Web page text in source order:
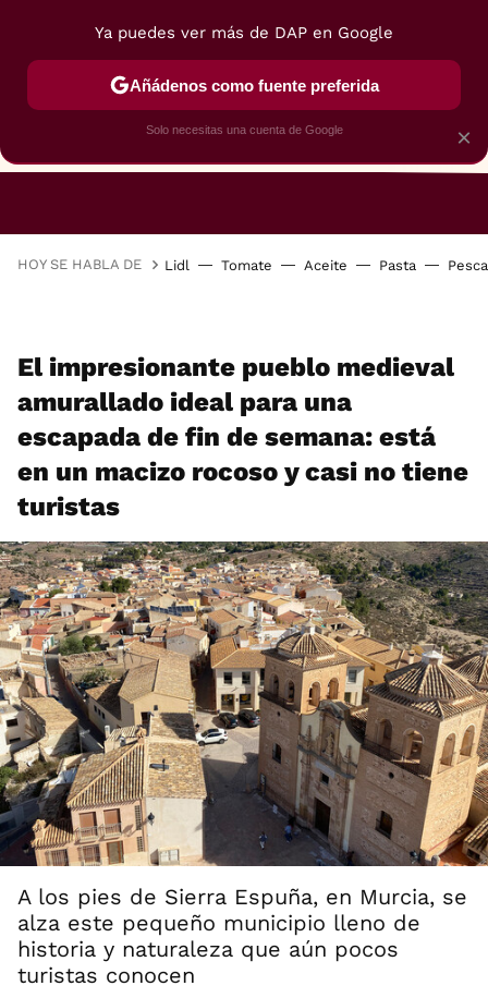
RESTAURANTES GASTROGUÍA
HOY SE HABLA DE Lidl Tomate Aceite Pasta
El impresionante pueblo medieval
amurallado ideal para una
escapada de fin de semana: está
en un macizo rocoso y casi no tiene
turistas
A los pies de Sierra Espuña, en Murcia, se
alza este pequeño municipio lleno de
historia y naturaleza que aún pocos
turistas conocen
×
Ya puedes ver más de DAP en Google
Añádenos como fuente preferida
Solo necesitas una cuenta de Google